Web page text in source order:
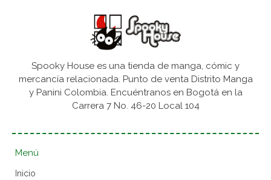
Spooky House es una tienda de manga, cómic y
mercancía relacionada. Punto de venta Distrito Manga
y Panini Colombia. Encuéntranos en Bogotá en la
Carrera 7 No. 46-20 Local 104
Menú
Inicio